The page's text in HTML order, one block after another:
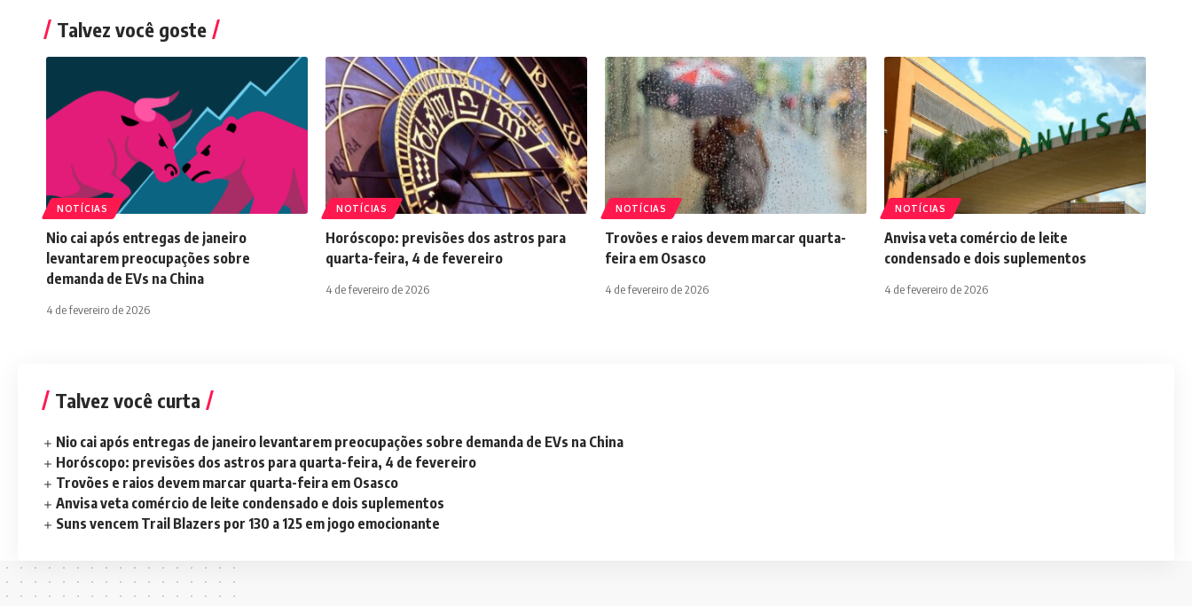
Talvez você goste
NOTÍCIAS
Nio cai após entregas de janeiro
levantarem preocupações sobre
demanda de EVs na China
4 de fevereiro de 2026
NOTÍCIAS
Horóscopo: previsões dos astros para
quarta-feira, 4 de fevereiro
4 de fevereiro de 2026
NOTÍCIAS
Trovões e raios devem marcar quarta-
feira em Osasco
4 de fevereiro de 2026
NOTÍCIAS
Anvisa veta comércio de leite
condensado e dois suplementos
4 de fevereiro de 2026
Talvez você curta
Nio cai após entregas de janeiro levantarem preocupações sobre demanda de EVs na China
Horóscopo: previsões dos astros para quarta-feira, 4 de fevereiro
Trovões e raios devem marcar quarta-feira em Osasco
Anvisa veta comércio de leite condensado e dois suplementos
Suns vencem Trail Blazers por 130 a 125 em jogo emocionante